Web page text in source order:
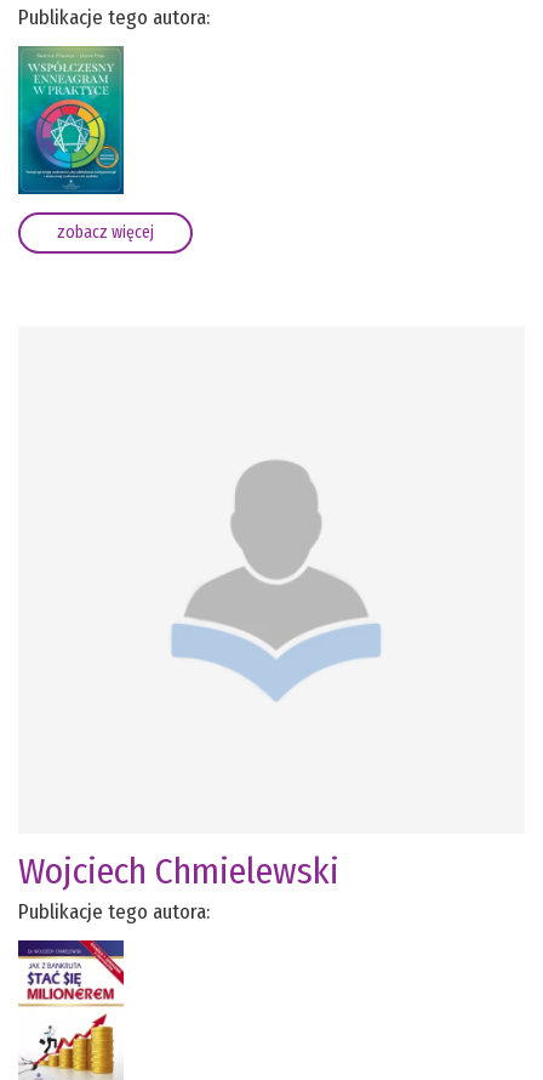
Publikacje tego autora:
zobacz więcej
Wojciech Chmielewski
Publikacje tego autora: